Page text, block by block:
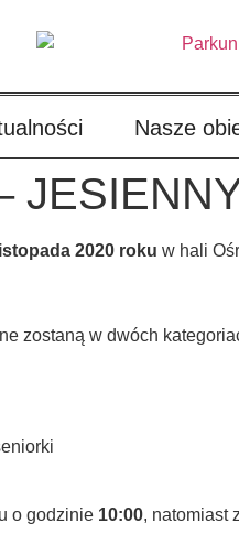
Nasze
2020 roku w hali
zostaną w dwóch
o godzinie 10:00, natomiast